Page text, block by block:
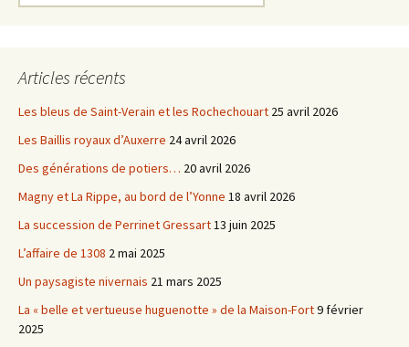
Articles récents
Les bleus de Saint-Verain et les Rochechouart 25 avril 2026
Les Baillis royaux d’Auxerre 24 avril 2026
Des générations de potiers… 20 avril 2026
Magny et La Rippe, au bord de l’Yonne 18 avril 2026
La succession de Perrinet Gressart 13 juin 2025
L’affaire de 1308 2 mai 2025
Un paysagiste nivernais 21 mars 2025
La « belle et vertueuse huguenotte » de la Maison-Fort9 février
2025